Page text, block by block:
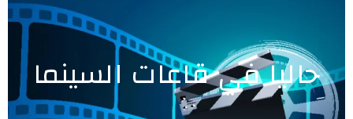
حاليا في قاعات السينما